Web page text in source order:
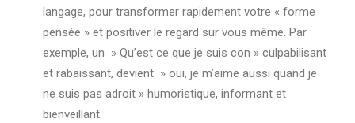
langage, pour transformer rapidement votre « forme
pensée » et positiver le regard sur vous même. Par
exemple, un » Qu’est ce que je suis con » culpabilisant
et rabaissant, devient » oui, je m’aime aussi quand je
ne suis pas adroit » humoristique, informant et
bienveillant.